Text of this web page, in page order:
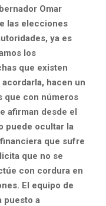
Omar
las elecciones
ya es
los
que existen
hacen un
que con números
afirman desde el
puede ocultar la
que sufre
que no se
con cordura en
El equipo de
puesto a